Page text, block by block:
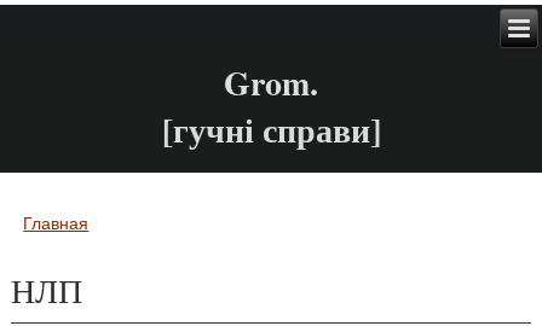
Grom.
[гучні справи]
Вы здесь
Главная
НЛП